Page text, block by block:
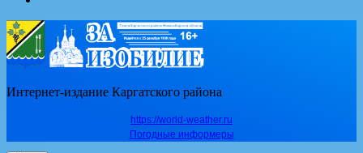
Интернет-издание Каргатского района
https://world-weather.ru
Погодные информеры